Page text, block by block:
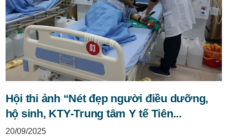
Hội thi ảnh “Nét đẹp người điều dưỡng,
hộ sinh, KTY-Trung tâm Y tế Tiên...
20/09/2025